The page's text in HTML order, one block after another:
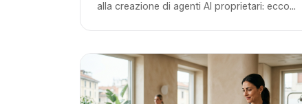
alla creazione di agenti AI proprietari: ecco
2026.